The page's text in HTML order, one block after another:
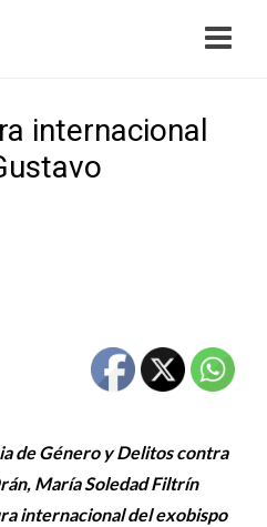
internacional
de Género y Delitos contra
María Soledad Filtrín
internacional del exobispo